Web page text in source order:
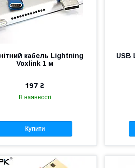
кабель Lightning
Voxlink 1 м
197 ₴
В наявності
Купити
USB